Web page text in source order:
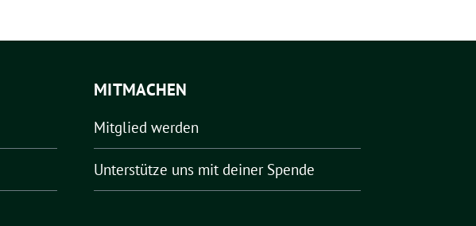
MITMACHEN
Mitglied werden
Unterstütze uns mit deiner Spende